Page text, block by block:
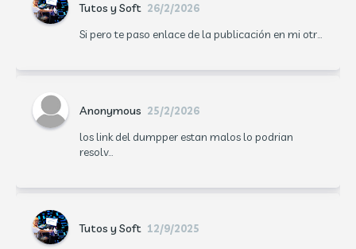
Tutos y Soft 26/2/2026
Si pero te paso enlace de la publicación en mi otr...
Anonymous 25/2/2026
los link del dumpper estan malos lo podrian
resolv...
Tutos y Soft 12/9/2025